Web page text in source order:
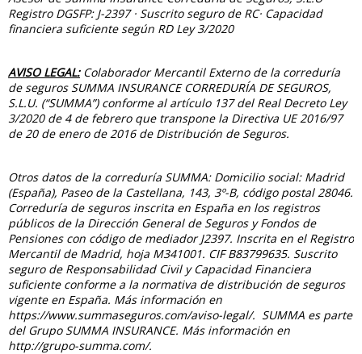
Registro DGSFP: J-2397 · Suscrito seguro de RC· Capacidad
financiera suficiente según RD Ley 3/2020
AVISO LEGAL:Colaborador Mercantil Externo de la correduría
de seguros SUMMA INSURANCE CORREDURÍA DE SEGUROS,
S.L.U. (“SUMMA”) conforme al artículo 137 del Real Decreto Ley
3/2020 de 4 de febrero que transpone la Directiva UE 2016/97
de 20 de enero de 2016 de Distribución de Seguros.
Otros datos de la correduría SUMMA: Domicilio social: Madrid
(España), Paseo de la Castellana, 143, 3º-B, código postal 28046.
Correduría de seguros inscrita en España en los registros
públicos de la Dirección General de Seguros y Fondos de
Pensiones con código de mediador J2397. Inscrita en el Registro
Mercantil de Madrid, hoja M341001. CIF B83799635. Suscrito
seguro de Responsabilidad Civil y Capacidad Financiera
suficiente conforme a la normativa de distribución de seguros
vigente en España. Más información en
https://www.summaseguros.com/aviso-legal/. SUMMA es parte
del Grupo SUMMA INSURANCE. Más información en
http://grupo-summa.com/.